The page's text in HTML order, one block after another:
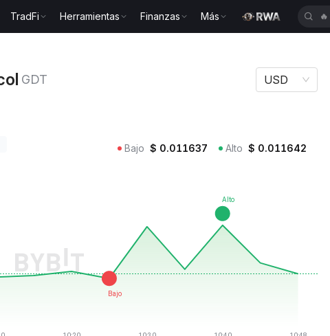
TradFi Herramientas Finanzas Más 🔥
GDT USD
Bajo $ 0.011637 Alto $ 0.011642